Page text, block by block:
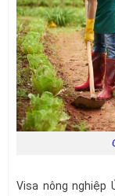
Visa nông nghiệp